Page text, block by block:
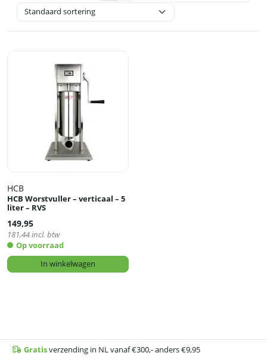
HCB
HCB Worstvuller – verticaal – 5
liter – RVS
149,95
181,44incl. btw
Op voorraad
In winkelwagen
Gratisverzending in NL vanaf €300,- anders €9,95